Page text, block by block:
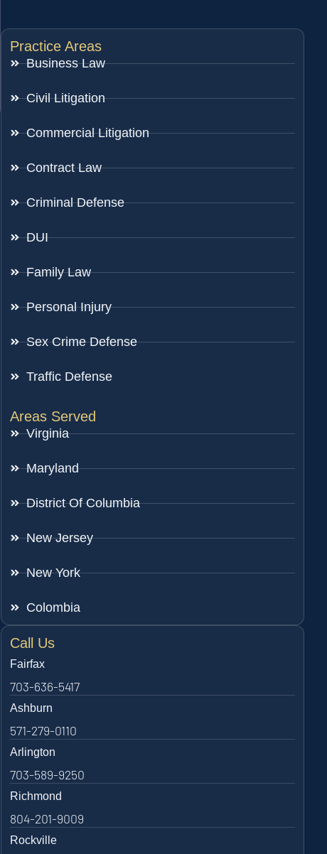
Practice Areas
Business Law
Civil Litigation
Commercial Litigation
Contract Law
Criminal Defense
DUI
Family Law
Personal Injury
Sex Crime Defense
Traffic Defense
Areas Served
Virginia
Maryland
District Of Columbia
New Jersey
New York
Colombia
Call Us
Fairfax
703-636-5417
Ashburn
571-279-0110
Arlington
703-589-9250
Richmond
804-201-9009
Rockville